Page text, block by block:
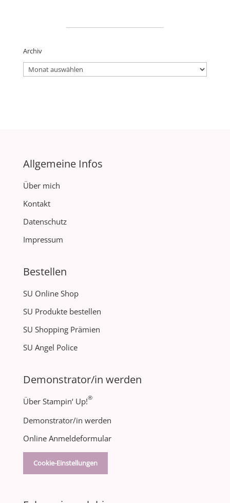
Archiv
Archiv
Allgemeine Infos
Über mich
Kontakt
Datenschutz
Impressum
Bestellen
SU Online Shop
SU Produkte bestellen
SU Shopping Prämien
SU Angel Police
Demonstrator/in werden
Über Stampin‘ Up!®
Demonstrator/in werden
Online Anmeldeformular
Cookie-Einstellungen